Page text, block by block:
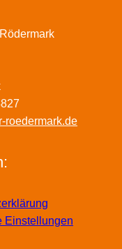
roedermark.de
Einstellungen